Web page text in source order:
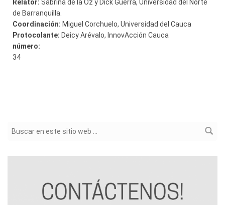
Relator: Sabrina de la Oz y Dick Guerra, Universidad del Norte
de Barranquilla.
Coordinación: Miguel Corchuelo, Universidad del Cauca
Protocolante: Deicy Arévalo, InnovAcción Cauca
número:
34
Formulario de búsqueda